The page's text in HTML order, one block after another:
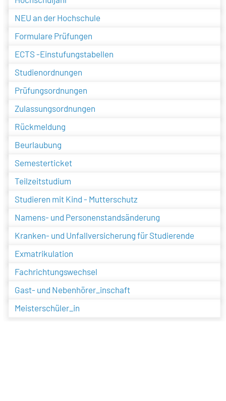
NEU an der Hochschule
Formulare Prüfungen
ECTS -Einstufungstabellen
Studienordnungen
Prüfungsordnungen
Zulassungsordnungen
Rückmeldung
Beurlaubung
Semesterticket
Teilzeitstudium
Studieren mit Kind - Mutterschutz
Namens- und Personenstandsänderung
Kranken- und Unfallversicherung für Studierende
Exmatrikulation
Fachrichtungswechsel
Gast- und Nebenhörer_inschaft
Meisterschüler_in